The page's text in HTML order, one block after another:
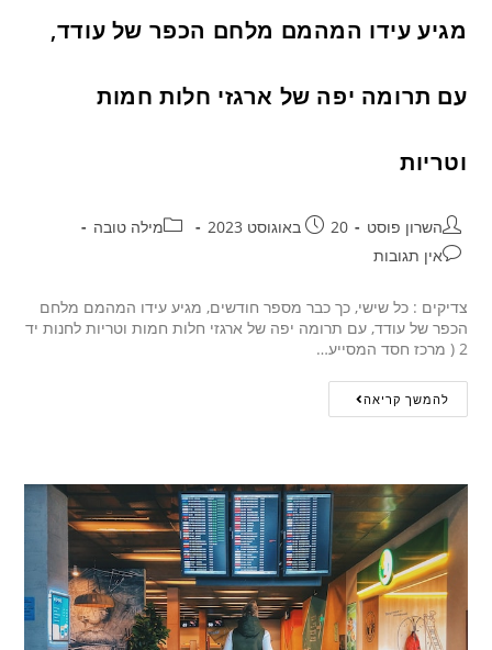
מגיע עידו המהמם מלחם הכפר של עודד,
עם תרומה יפה של ארגזי חלות חמות
וטריות
השרון פוסט 20 באוגוסט 2023
מילה טובה
אין תגובות
צדיקים : כל שישי, כך כבר מספר חודשים, מגיע עידו המהמם מלחם
הכפר של עודד, עם תרומה יפה של ארגזי חלות חמות וטריות לחנות יד
2 ( מרכז חסד המסייע…
להמשך קריאה